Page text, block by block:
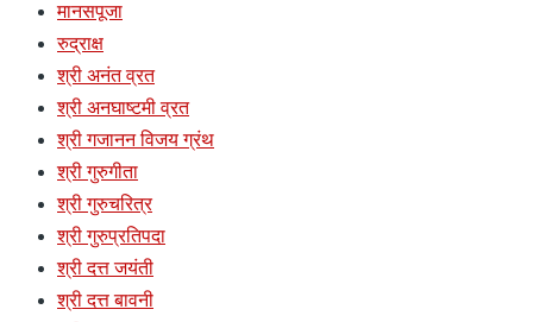
मानसपूजा
रुद्राक्ष
श्री अनंत व्रत
श्री अनघाष्टमी व्रत
श्री गजानन विजय ग्रंथ
श्री गुरुगीता
श्री गुरुचरित्र
श्री गुरुप्रतिपदा
श्री दत्त जयंती
श्री दत्त बावनी